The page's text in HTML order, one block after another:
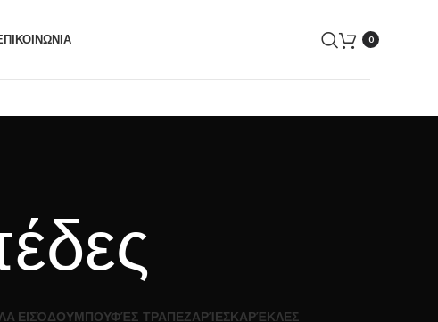
0
ΕΙΣΌΔΟΥΜΠΟΥΦΈΣ ΤΡΑΠΕΖΑΡΊΕΣΚΑΡΈΚΛΕΣ